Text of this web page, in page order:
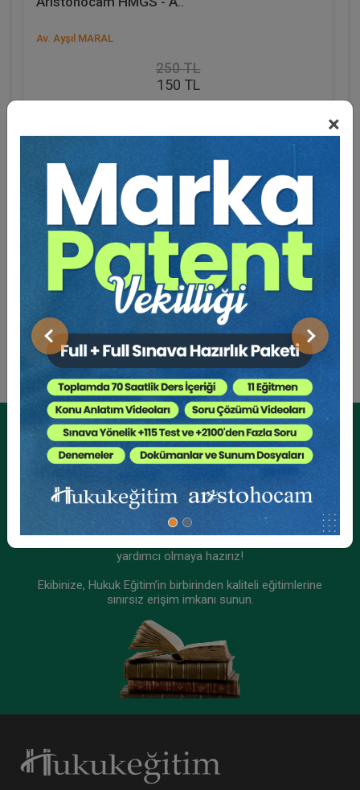
×
Önceki Sonraki
Av. Ayşıl MARAL
250 TL
150 TL
Eğitmen Hakkında
Sosyal Medya
Kurumsal Üyelikler İçin
Kurumsal Teklif Alın
yardımcı olmaya hazırız!
Ekibinize, Hukuk Eğitim’in birbirinden kaliteli eğitimlerine
sınırsız erişim imkanı sunun.